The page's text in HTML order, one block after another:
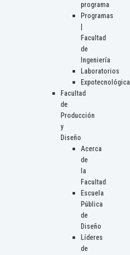
programa
Programas
Facultad
de
Ingeniería
Laboratorios
Expotecnológica
Facultad
de
Producción
y
Diseño
Acerca
de
la
Facultad
Escuela
Pública
de
Diseño
Líderes
de